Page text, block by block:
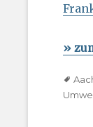
»
Tags